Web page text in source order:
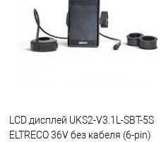
LCD дисплей UKS2-V3.1L-SBT-5S
ELTRECO 36V без кабеля (6-pin)